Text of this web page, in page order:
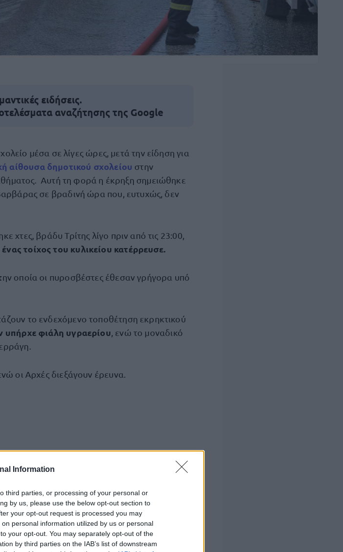
Information
third parties, or processing of your personal or
by us, please use the below opt-out section to
your opt-out request is processed you may
personal information utilized by us or personal
your opt-out. You may separately opt-out of the
by third parties on the IAB’s list of downstream
ειδήσεις.
αναζήτησης της Google
μέσα σε λίγες ώρες, μετά την είδηση για
αίθουσα δημοτικού σχολείου στην
Αυτή τη φορά η έκρηξη σημειώθηκε
σε βραδινή ώρα που, ευτυχώς, δεν
χτες, βράδυ Τρίτης λίγο πριν από τις 23:00,
τοίχος του κυλικείου κατέρρευσε.
ην οποία οι πυροσβέστες έθεσαν γρήγορα υπό
το ενδεχόμενο τοποθέτηση εκρηκτικού
υπήρχε φιάλη υγραερίου , ενώ το μοναδικό
οι Αρχές διεξάγουν έρευνα.